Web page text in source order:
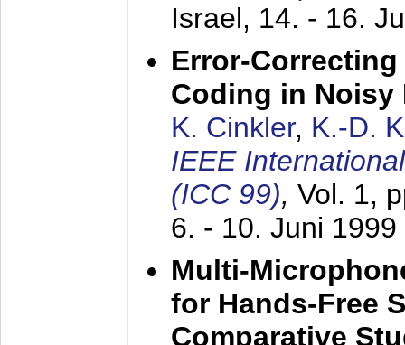
Israel, 14. - 16.
Error-
Coding in Noisy
K. Cinkler, K.-D.
IEEE
(ICC 99), Vol. 1,
6. - 10. Juni 1999
Multi-
for Hands-Free
Comparative